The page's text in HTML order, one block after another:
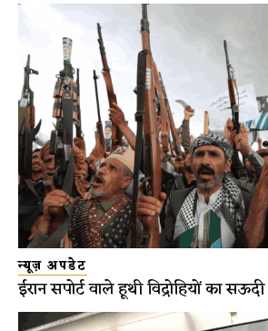
न्यूज़ अपडेट
ईरान सपोर्ट वाले हूथी विद्रोहियों का